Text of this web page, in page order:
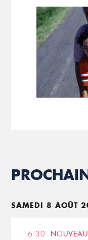
SAMEDI 8 AOÛT
16:30